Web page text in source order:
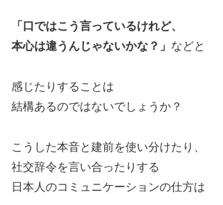
「口ではこう言っているけれど、
本心は違うんじゃないかな？」 などと
感じたりすることは
結構あるのではないでしょうか？
こうした本音と建前を使い分けたり、
社交辞令を言い合ったりする
日本人のコミュニケーションの仕方は